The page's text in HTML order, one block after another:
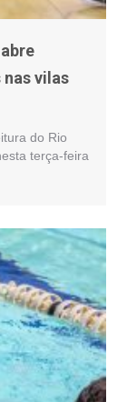
vilas
do Rio
terça-feira